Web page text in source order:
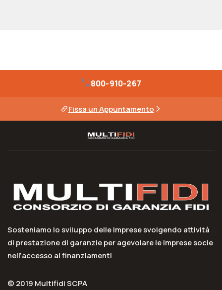
800-910-267
Fissa un Appuntamento
Sosteniamo lo sviluppo delle Imprese svolgendo attività
di prestazione di garanzie per agevolare le imprese socie
nell’accesso ai finanziamenti
© 2019 Multifidi SCPA